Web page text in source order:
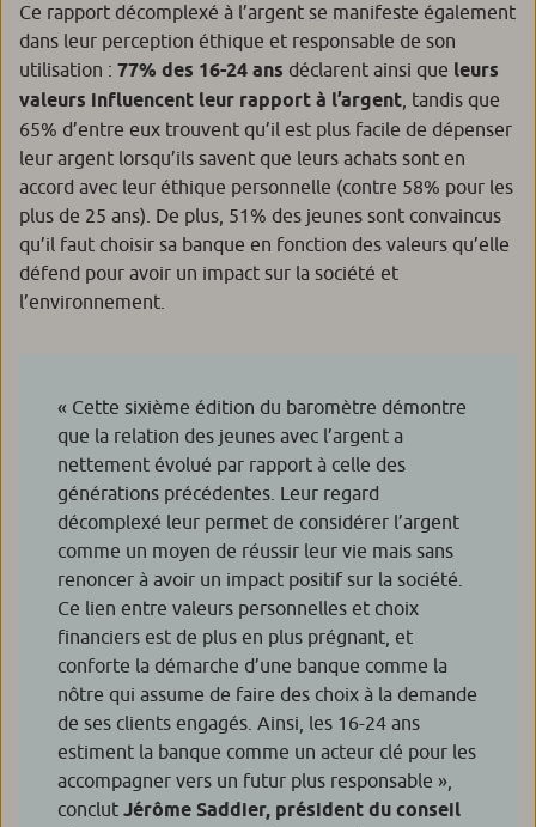
Ce rapport décomplexé à l’argent se manifeste également
dans leur perception éthique et responsable de son
utilisation : 77% des 16-24 ans déclarent ainsi que leurs
valeurs influencent leur rapport à l’argent , tandis que
65% d’entre eux trouvent qu’il est plus facile de dépenser
leur argent lorsqu’ils savent que leurs achats sont en
accord avec leur éthique personnelle (contre 58% pour les
plus de 25 ans). De plus, 51% des jeunes sont convaincus
qu’il faut choisir sa banque en fonction des valeurs qu’elle
défend pour avoir un impact sur la société et
l’environnement.
« Cette sixième édition du baromètre démontre
que la relation des jeunes avec l’argent a
nettement évolué par rapport à celle des
générations précédentes. Leur regard
décomplexé leur permet de considérer l’argent
comme un moyen de réussir leur vie mais sans
renoncer à avoir un impact positif sur la société.
Ce lien entre valeurs personnelles et choix
financiers est de plus en plus prégnant, et
conforte la démarche d’une banque comme la
nôtre qui assume de faire des choix à la demande
de ses clients engagés. Ainsi, les 16-24 ans
estiment la banque comme un acteur clé pour les
accompagner vers un futur plus responsable »,
conclut Jérôme Saddier, président du conseil